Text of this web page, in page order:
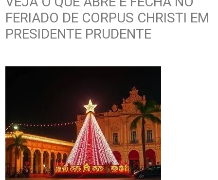
FERIADO DE CORPUS CHRISTI EM
PRESIDENTE PRUDENTE